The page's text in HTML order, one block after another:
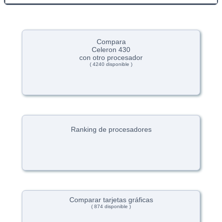
Compara
Celeron 430
con otro procesador
( 4240 disponible )
Ranking de procesadores
Comparar tarjetas gráficas
( 874 disponible )